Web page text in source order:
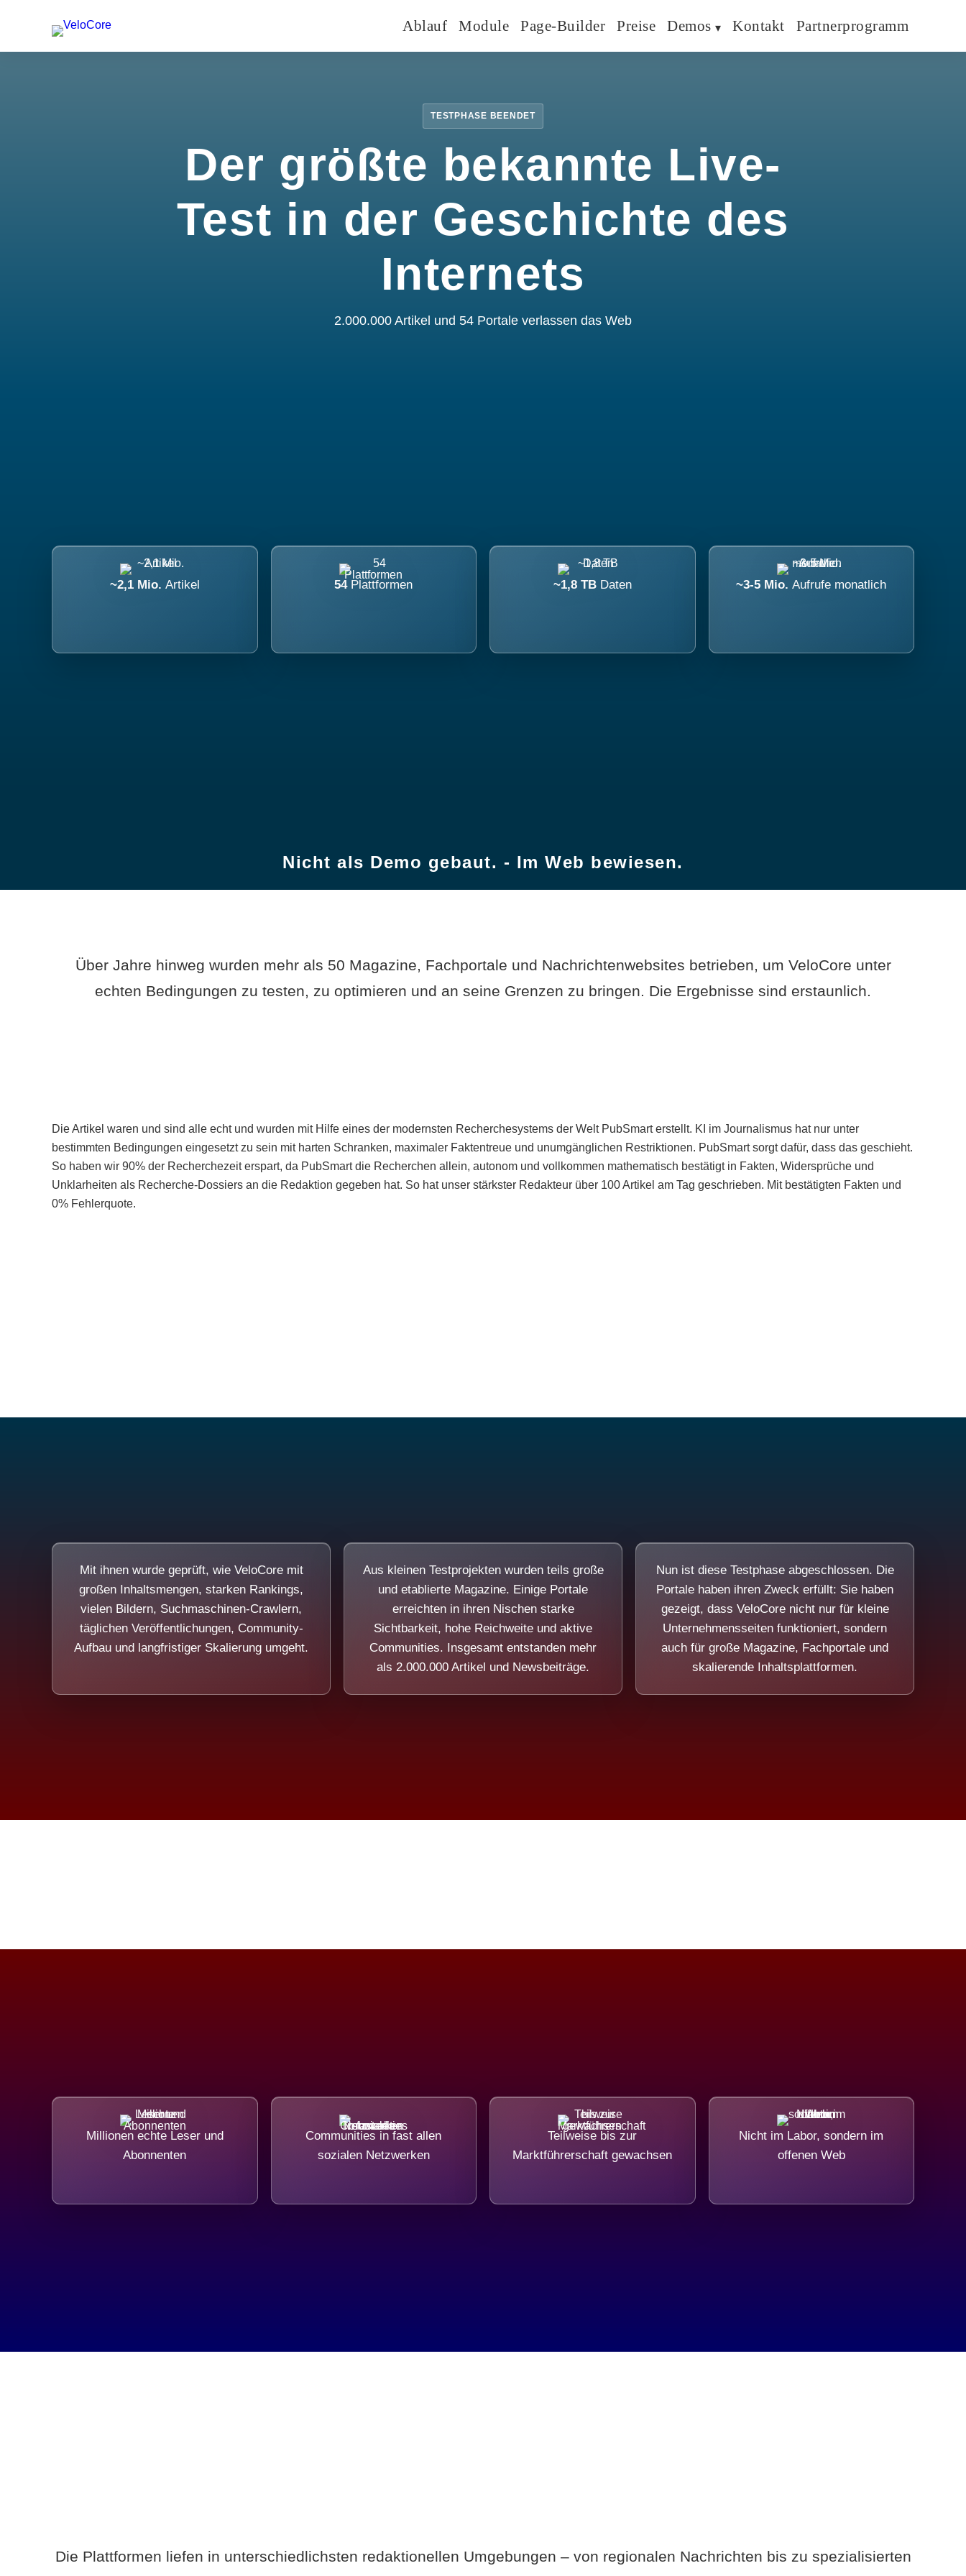
Ablauf Module Page-Builder Preise Demos Kontakt Partnerprogramm
TESTPHASE BEENDET
Der größte bekannte Live-
Test in der Geschichte des
Internets
2.000.000 Artikel und 54 Portale verlassen das Web
~2,1 Mio. Artikel 54 Plattformen ~1,8 TB Daten ~3-5 Mio.Aufrufe monatlich
Nicht als Demo gebaut. - Im Web bewiesen.
Über Jahre hinweg wurden mehr als 50 Magazine, Fachportale und Nachrichtenwebsites betrieben, um VeloCore unter
echten Bedingungen zu testen, zu optimieren und an seine Grenzen zu bringen. Die Ergebnisse sind erstaunlich.
Die Artikel waren und sind alle echt und wurden mit Hilfe eines der modernsten Recherchesystems der Welt PubSmart erstellt. KI im Journalismus hat nur unter
bestimmten Bedingungen eingesetzt zu sein mit harten Schranken, maximaler Faktentreue und unumgänglichen Restriktionen. PubSmart sorgt dafür, dass das geschieht.
So haben wir 90% der Recherchezeit erspart, da PubSmart die Recherchen allein, autonom und vollkommen mathematisch bestätigt in Fakten, Widersprüche und
Unklarheiten als Recherche-Dossiers an die Redaktion gegeben hat. So hat unser stärkster Redakteur über 100 Artikel am Tag geschrieben. Mit bestätigten Fakten und
0% Fehlerquote.
Mit ihnen wurde geprüft, wie VeloCore mit
großen Inhaltsmengen, starken Rankings,
vielen Bildern, Suchmaschinen-Crawlern,
täglichen Veröffentlichungen, Community-
Aufbau und langfristiger Skalierung umgeht.
Aus kleinen Testprojekten wurden teils große
und etablierte Magazine. Einige Portale
erreichten in ihren Nischen starke
Sichtbarkeit, hohe Reichweite und aktive
Communities. Insgesamt entstanden mehr
als 2.000.000 Artikel und Newsbeiträge.
Nun ist diese Testphase abgeschlossen. Die
Portale haben ihren Zweck erfüllt: Sie haben
gezeigt, dass VeloCore nicht nur für kleine
Unternehmensseiten funktioniert, sondern
auch für große Magazine, Fachportale und
skalierende Inhaltsplattformen.
Millionen echte Leser und
Abonnenten
Communities in fast allen
sozialen Netzwerken
Teilweise bis zur
Marktführerschaft gewachsen
Nicht im Labor, sondern im
offenen Web
Die Plattformen liefen in unterschiedlichsten redaktionellen Umgebungen – von regionalen Nachrichten bis zu spezialisierten